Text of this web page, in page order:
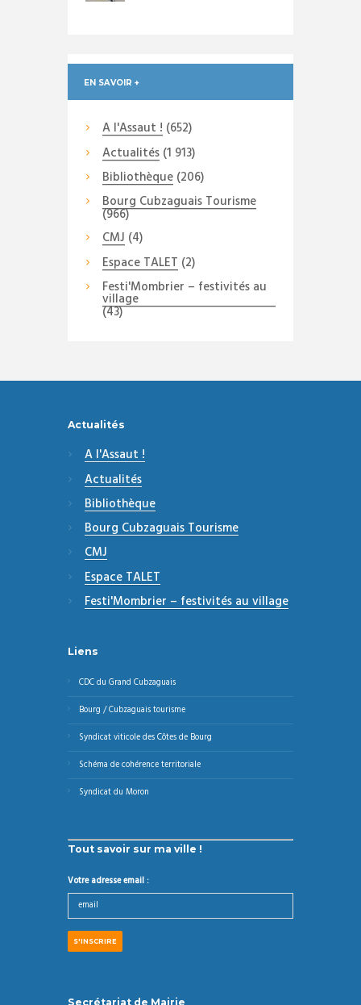
EN SAVOIR +
A l'Assaut ! (652)
Actualités(1 913)
Bibliothèque(206)
Bourg Cubzaguais Tourisme
(966)
CMJ (4)
Espace TALET (2)
Festi'Mombrier – festivités au
village
(43)
Actualités
A l'Assaut !
Actualités
Bibliothèque
Bourg Cubzaguais Tourisme
CMJ
Espace TALET
Festi'Mombrier – festivités au village
Liens
CDC du Grand Cubzaguais
Bourg / Cubzaguais tourisme
Syndicat viticole des Côtes de Bourg
Schéma de cohérence territoriale
Syndicat du Moron
Tout savoir sur ma ville !
Votre adresse email :
Secrétariat de Mairie